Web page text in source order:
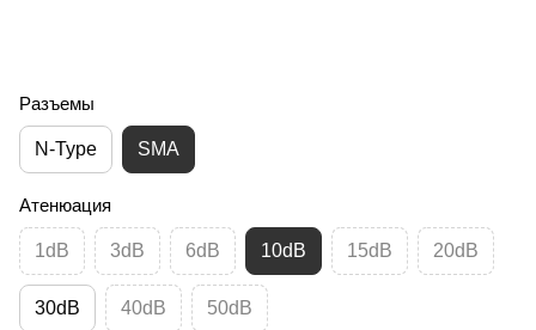
Разъемы
N-Type SMA
Атенюация
1dB 3dB 6dB 10dB 15dB 20dB
30dB 40dB 50dB